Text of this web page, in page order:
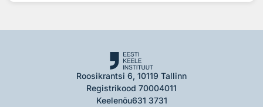
Roosikrantsi 6, 10119 Tallinn
Registrikood 70004011
Keelenõu631 3731